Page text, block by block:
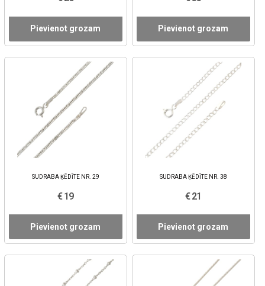
Pievienot grozam Pievienot grozam
SUDRABA ĶĒDĪTE NR. 29
€ 19
Pievienot grozam
SUDRABA ĶĒDĪTE NR. 38
€ 21
Pievienot grozam